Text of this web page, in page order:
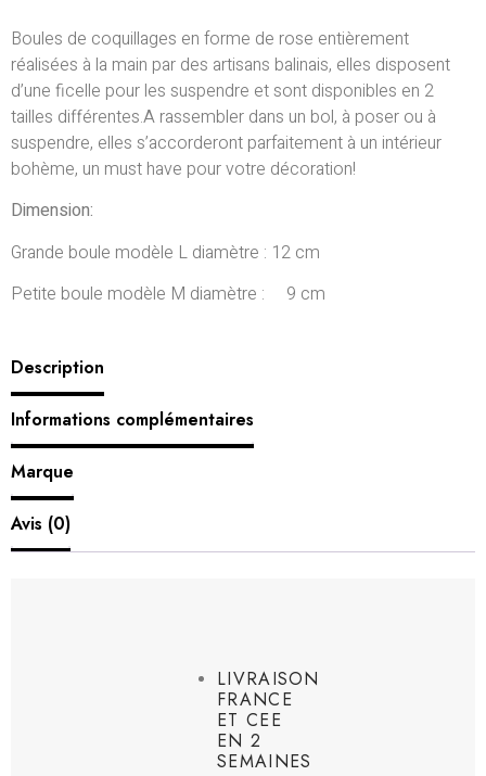
Boules de coquillages en forme de rose entièrement
réalisées à la main par des artisans balinais, elles disposent
d’une ficelle pour les suspendre et sont disponibles en 2
tailles différentes.A rassembler dans un bol, à poser ou à
suspendre, elles s’accorderont parfaitement à un intérieur
bohème, un must have pour votre décoration!
Dimension:
Grande boule modèle L diamètre : 12 cm
Petite boule modèle M diamètre : 9 cm
Description
Informations complémentaires
Marque
Avis (0)
LIVRAISON
FRANCE
ET CEE
EN 2
SEMAINES